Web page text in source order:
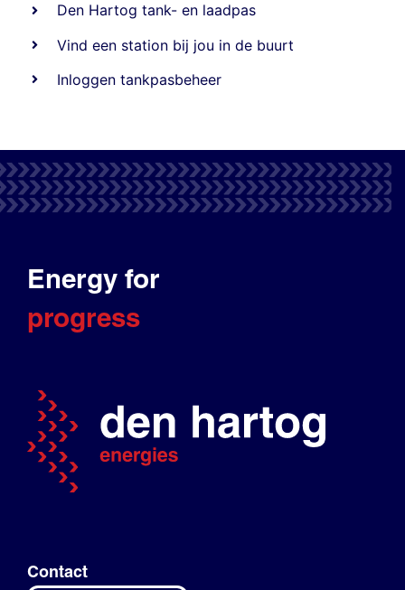
Den Hartog tank- en laadpas
Vind een station bij jou in de buurt
Inloggen tankpasbeheer
Energy for
progress
Contact